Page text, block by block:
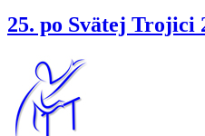
25. po Svätej Trojici